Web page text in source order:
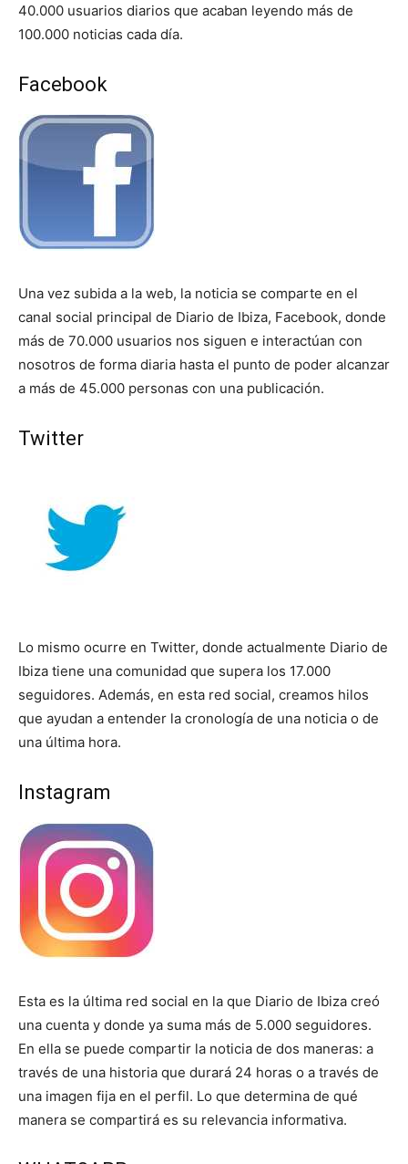
40.000 usuarios diarios que acaban leyendo más de
100.000 noticias cada día.
Facebook
Una vez subida a la web, la noticia se comparte en el
canal social principal de Diario de Ibiza, Facebook, donde
más de 70.000 usuarios nos siguen e interactúan con
nosotros de forma diaria hasta el punto de poder alcanzar
a más de 45.000 personas con una publicación.
Twitter
Lo mismo ocurre en Twitter, donde actualmente Diario de
Ibiza tiene una comunidad que supera los 17.000
seguidores. Además, en esta red social, creamos hilos
que ayudan a entender la cronología de una noticia o de
una última hora.
Instagram
Esta es la última red social en la que Diario de Ibiza creó
una cuenta y donde ya suma más de 5.000 seguidores.
En ella se puede compartir la noticia de dos maneras: a
través de una historia que durará 24 horas o a través de
una imagen fija en el perfil. Lo que determina de qué
manera se compartirá es su relevancia informativa.